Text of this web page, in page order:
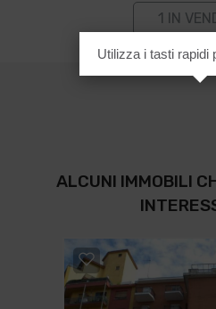
1 IN
ALCUNI IMMOBILI
Utilizza i tasti rapidi